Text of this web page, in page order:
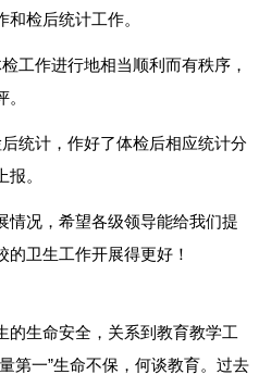
检后统计工作。
工作进行地相当顺利而有秩序，
统计，作好了体检后相应统计分
。
情况，希望各级领导能给我们提
卫生工作开展得更好！
的生命安全，关系到教育教学工
第一”生命不保，何谈教育。过去